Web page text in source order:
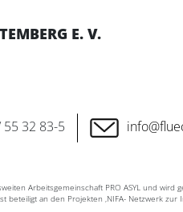
E. V.
55 32 83-5
Arbeitsgemeinschaft PRO ASYL und
beteiligt an den Projekten ‚NIFA- Netzwerk